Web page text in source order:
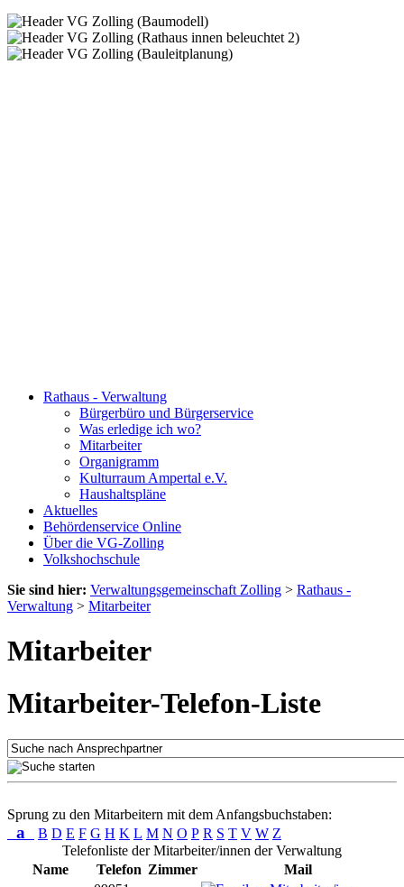
Rathaus - Verwaltung
Bürgerbüro und Bürgerservice
Was erledige ich wo?
Mitarbeiter
Organigramm
Kulturraum Ampertal e.V.
Haushaltspläne
Aktuelles
Behördenservice Online
Über die VG-Zolling
Volkshochschule
Sie sind hier: Verwaltungsgemeinschaft Zolling > Rathaus -
Verwaltung > Mitarbeiter
Mitarbeiter
Mitarbeiter-Telefon-Liste
Sprung zu den Mitarbeitern mit dem Anfangsbuchstaben:
a B D E F G H K L M N O P R S T V W Z
Telefonliste der Mitarbeiter/innen der Verwaltung
Name
Telefon Zimmer
Mail